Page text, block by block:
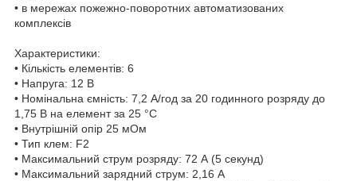
• в мережах пожежно-поворотних автоматизованих
комплексів
Характеристики:
• Кількість елементів: 6
• Напруга: 12 В
• Номінальна ємність: 7,2 A/год за 20 годинного розряду до
1,75 В на елемент за 25 °C
• Внутрішній опір 25 мОм
• Тип клем: F2
• Максимальний струм розряду: 72 А (5 секунд)
• Максимальний зарядний струм: 2,16 A